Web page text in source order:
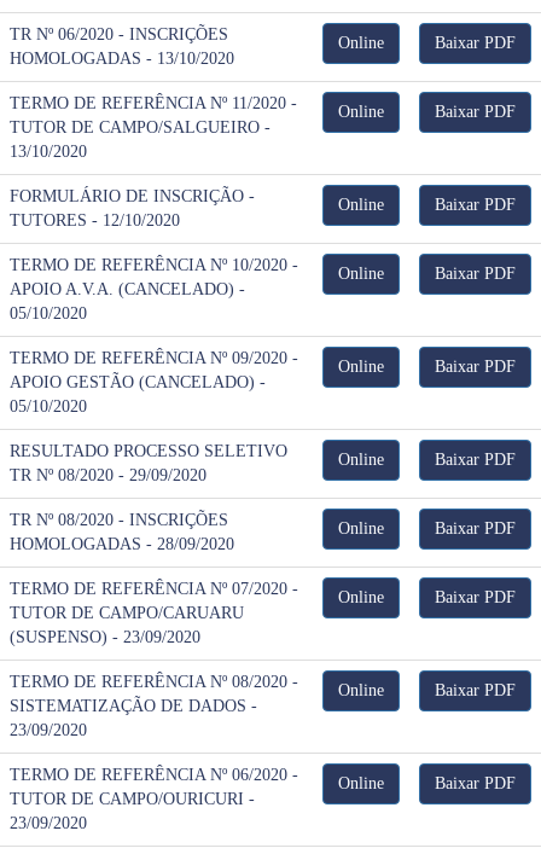
TR Nº 06/2020 - INSCRIÇÕES
HOMOLOGADAS - 13/10/2020
Online Baixar PDF
TERMO DE REFERÊNCIA Nº 11/2020 -
TUTOR DE CAMPO/SALGUEIRO -
13/10/2020
Online Baixar PDF
FORMULÁRIO DE INSCRIÇÃO -
TUTORES - 12/10/2020
Online Baixar PDF
TERMO DE REFERÊNCIA Nº 10/2020 -
APOIO A.V.A. (CANCELADO) -
05/10/2020
Online Baixar PDF
TERMO DE REFERÊNCIA Nº 09/2020 -
APOIO GESTÃO (CANCELADO) -
05/10/2020
Online Baixar PDF
RESULTADO PROCESSO SELETIVO
TR Nº 08/2020 - 29/09/2020
Online Baixar PDF
TR Nº 08/2020 - INSCRIÇÕES
HOMOLOGADAS - 28/09/2020
Online Baixar PDF
TERMO DE REFERÊNCIA Nº 07/2020 -
TUTOR DE CAMPO/CARUARU
(SUSPENSO) - 23/09/2020
Online Baixar PDF
TERMO DE REFERÊNCIA Nº 08/2020 -
SISTEMATIZAÇÃO DE DADOS -
23/09/2020
Online Baixar PDF
TERMO DE REFERÊNCIA Nº 06/2020 -
TUTOR DE CAMPO/OURICURI -
23/09/2020
Online Baixar PDF